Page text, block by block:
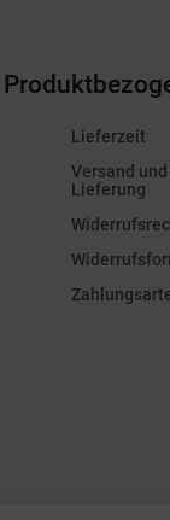
Lieferzeit
Versand und
Lieferung